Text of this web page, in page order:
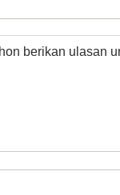
berikan ulasan